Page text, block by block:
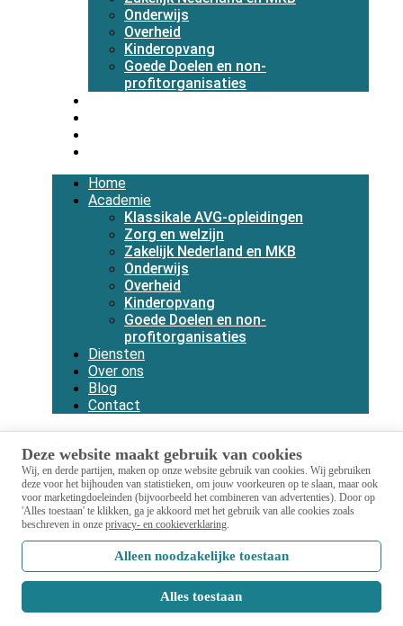
Deze website maakt gebruik van cookies
Wij, en derde partijen, maken op onze website gebruik van cookies. Wij gebruiken
deze voor het bijhouden van statistieken, om jouw voorkeuren op te slaan, maar ook
voor marketingdoeleinden (bijvoorbeeld het combineren van advertenties). Door op
'Alles toestaan' te klikken, ga je akkoord met het gebruik van alle cookies zoals
beschreven in onzeprivacy- en cookieverklaring.
Alleen noodzakelijke toestaan
Alles toestaan
Onderwijs
Overheid
Kinderopvang
Goede Doelen en non-
profitorganisaties
Home
Academie
Klassikale AVG-opleidingen
Zorg en welzijn
Zakelijk Nederland en MKB
Onderwijs
Overheid
Kinderopvang
Goede Doelen en non-
profitorganisaties
Diensten
Over ons
Blog
Contact